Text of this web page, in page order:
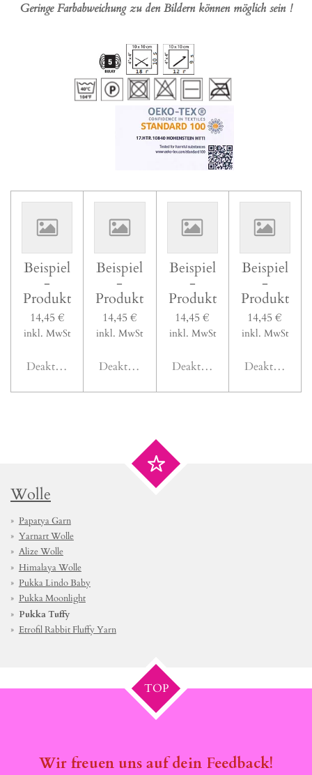
Geringe Farbabweichung zu den Bildern können möglich sein !
Beispiel
-
Produkt
14,45 €
inkl. MwSt
Deaktiviert
Beispiel
-
Produkt
14,45 €
inkl. MwSt
Deaktiviert
Beispiel
-
Produkt
14,45 €
inkl. MwSt
Deaktiviert
Beispiel
-
Produkt
14,45 €
inkl. MwSt
Deaktiviert
Wolle
Papatya Garn
Yarnart Wolle
Alize Wolle
Himalaya Wolle
Pukka Lindo Baby
Pukka Moonlight
Pukka Tuffy
Etrofil Rabbit Fluffy Yarn
TOP
Wir freuen uns auf dein Feedback!